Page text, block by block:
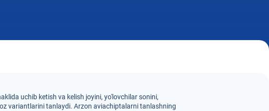
uchib ketish va kelish joyini, yo'lovchilar sonini,
variantlarini tanlaydi. Arzon aviachiptalarni tanlashning